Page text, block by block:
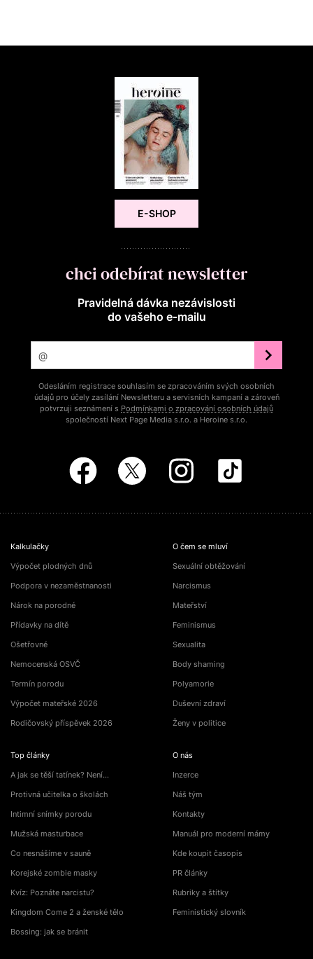
E-SHOP
chci odebírat newsletter
Pravidelná dávka nezávislosti
do vašeho e‑mailu
Odesláním registrace souhlasím se zpracováním svých osobních
údajů pro účely zasílání Newsletteru a servisních kampaní a zároveň
potvrzuji seznámení s Podmínkami o zpracování osobních údajů
společností Next Page Media s.r.o. a Heroine s.r.o.
Kalkulačky
Výpočet plodných dnů
Podpora v nezaměstnanosti
Nárok na porodné
Přídavky na dítě
Ošetřovné
Nemocenská OSVČ
Termín porodu
Výpočet mateřské 2026
Rodičovský příspěvek 2026
Top články
A jak se těší tatínek? Není…
Protivná učitelka o školách
Intimní snímky porodu
Mužská masturbace
Co nesnášíme v sauně
Korejské zombie masky
Kvíz: Poznáte narcistu?
Kingdom Come 2 a ženské tělo
Bossing: jak se bránit
O čem se mluví
Sexuální obtěžování
Narcismus
Mateřství
Feminismus
Sexualita
Body shaming
Polyamorie
Duševní zdraví
Ženy v politice
O nás
Inzerce
Náš tým
Kontakty
Manuál pro moderní mámy
Kde koupit časopis
PR články
Rubriky a štítky
Feministický slovník